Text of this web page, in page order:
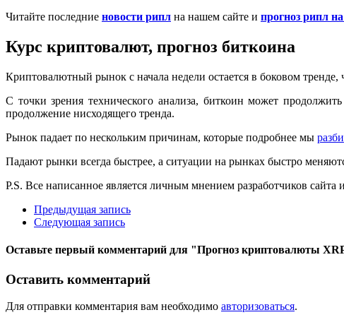
Читайте последние новости рипл на нашем сайте и прогноз рипл
Курс криптовалют, прогноз биткоина
Криптовалютный рынок с начала недели остается в боковом
С точки зрения технического анализа, биткоин может
продолжение нисходящего тренда.
Рынок падает по нескольким причинам, которые подробнее мы
Падают рынки всегда быстрее, а ситуации на рынках быстро
Р.S. Все написанное является личным мнением разработчиков
Предыдущая запись
Следующая запись
Оставьте первый комментарий для "Прогноз криптовалюты
Оставить комментарий
Для отправки комментария вам необходимо авторизоваться.